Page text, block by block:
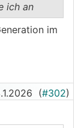
ich an
im
(#302)